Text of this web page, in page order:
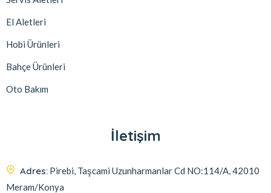
El Aletleri
Hobi Ürünleri
Bahçe Ürünleri
Oto Bakım
İletişim
Adres: Pirebi, Taşcami Uzunharmanlar Cd NO:114/A, 42010
Meram/Konya